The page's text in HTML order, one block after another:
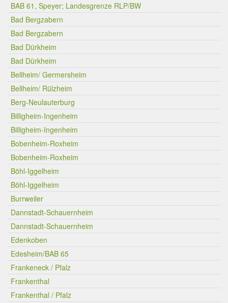
BAB 61, Speyer; Landesgrenze RLP/BW
Bad Bergzabern
Bad Bergzabern
Bad Dürkheim
Bad Dürkheim
Bellheim/ Germersheim
Bellheim/ Rülzheim
Berg-Neulauterburg
Billigheim-Ingenheim
Billigheim-Ingenheim
Bobenheim-Roxheim
Bobenheim-Roxheim
Böhl-Iggelheim
Böhl-Iggelheim
Burrweiler
Dannstadt-Schauernheim
Dannstadt-Schauernheim
Edenkoben
Edesheim/BAB 65
Frankeneck / Pfalz
Frankenthal
Frankenthal / Pfalz